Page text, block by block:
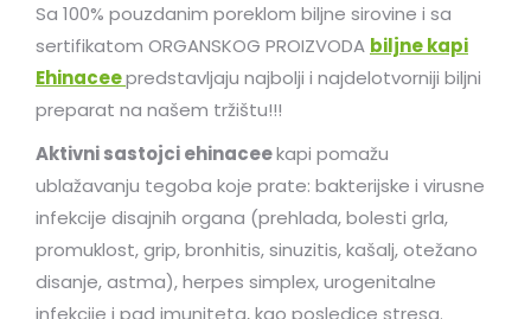
Sa 100% pouzdanim poreklom biljne sirovine i sa
sertifikatom ORGANSKOG PROIZVODA biljne kapi
Ehinaceepredstavljaju najbolji i najdelotvorniji biljni
preparat na našem tržištu!!!
Aktivni sastojci ehinaceekapi pomažu
ublažavanju tegoba koje prate: bakterijske i virusne
infekcije disajnih organa (prehlada, bolesti grla,
promuklost, grip, bronhitis, sinuzitis, kašalj, otežano
disanje, astma), herpes simplex, urogenitalne
infekcije i pad imuniteta, kao posledice stresa.